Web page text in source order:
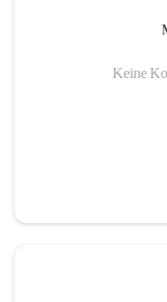
Keine